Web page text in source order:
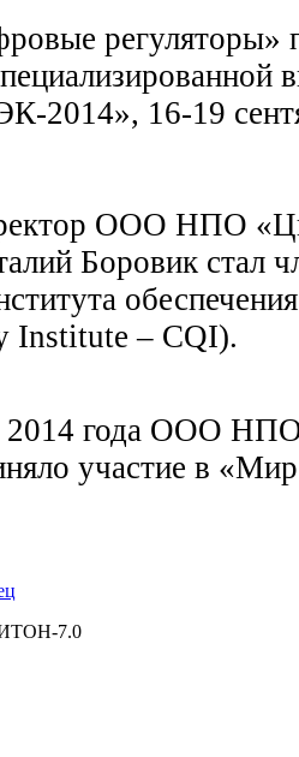
регуляторы»
2014», 16-19
ООО НПО
Боровик стал
Institute – CQI).
2014 года ООО
участие в
7.0